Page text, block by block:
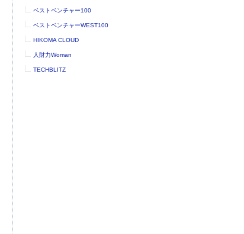
ベストベンチャー100
ベストベンチャーWEST100
HIKOMA CLOUD
人財力Woman
TECHBLITZ